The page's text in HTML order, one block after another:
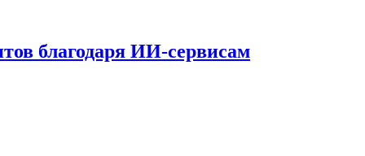
благодаря ИИ-сервисам